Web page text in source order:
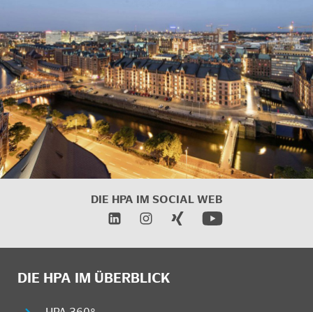
DIE HPA IM SOCIAL WEB
DIE HPA IM ÜBERBLICK